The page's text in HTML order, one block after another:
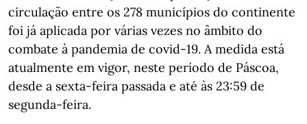
circulação entre os 278 municípios do continente
foi já aplicada por várias vezes no âmbito do
combate à pandemia de covid-19. A medida está
atualmente em vigor, neste período de Páscoa,
desde a sexta-feira passada e até às 23:59 de
segunda-feira.